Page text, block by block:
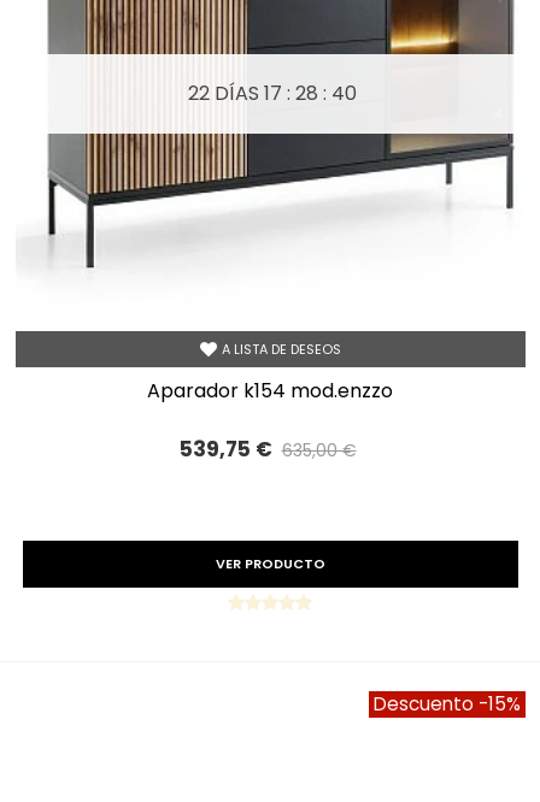
A LISTA DE DESEOS
22 DÍAS 17 : 28 : 40
aparador k154 mod.enzzo
539,75 € 635,00 €
VER PRODUCTO
Descuento -15%